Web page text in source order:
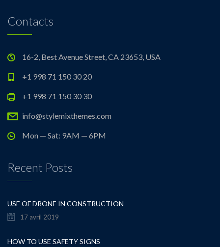
Contacts
16-2, Best Avenue Street, CA 23653, USA
+1 998 71 150 30 20
+1 998 71 150 30 30
info@stylemixthemes.com
Mon — Sat: 9AM — 6PM
Recent Posts
USE OF DRONE IN CONSTRUCTION
17 avril 2019
HOW TO USE SAFETY SIGNS